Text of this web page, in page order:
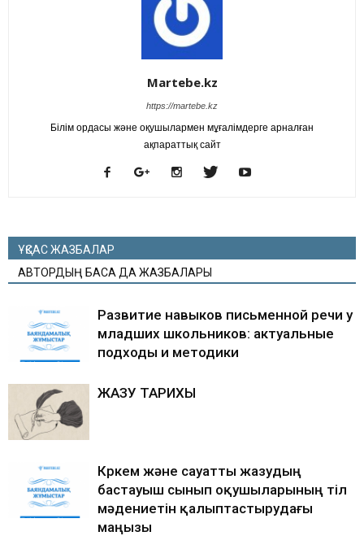
Martebe.kz
https://martebe.kz
Білім ордасы және оқушылармен мұғалімдерге арналған
ақпараттық сайт
ҰҚСАС ЖАЗБАЛАР
АВТОРДЫҢ БАСҚА ДА ЖАЗБАЛАРЫ
Развитие навыков письменной речи у
младших школьников: актуальные
подходы и методики
ЖАЗУ ТАРИХЫ
Көркем және сауатты жазудың
бастауыш сынып оқушыларының тіл
мәдениетін қалыптастырудағы
маңызы